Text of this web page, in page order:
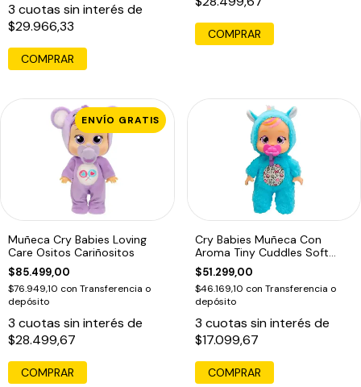
3 cuotas sin interés de
$29.966,33
COMPRAR
ENVÍO GRATIS
Muñeca Cry Babies Loving
Care Ositos Cariñositos
$85.499,00
$76.949,10 con Transferencia o
depósito
3 cuotas sin interés de
$28.499,67
Cry Babies Muñeca Con
Aroma Tiny Cuddles Soft
Scents
$51.299,00
$46.169,10 con Transferencia o
depósito
3 cuotas sin interés de
$17.099,67